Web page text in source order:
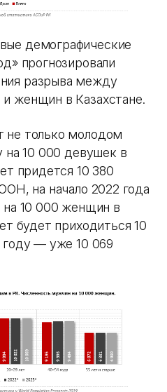
демографические
прогнозировали
разрыва между
женщин в Казахстане.
не только молодом
на 10 000 девушек в
придется 10 380
на начало 2022 года
на 10 000 женщин в
будет приходиться 10
— уже 10 069